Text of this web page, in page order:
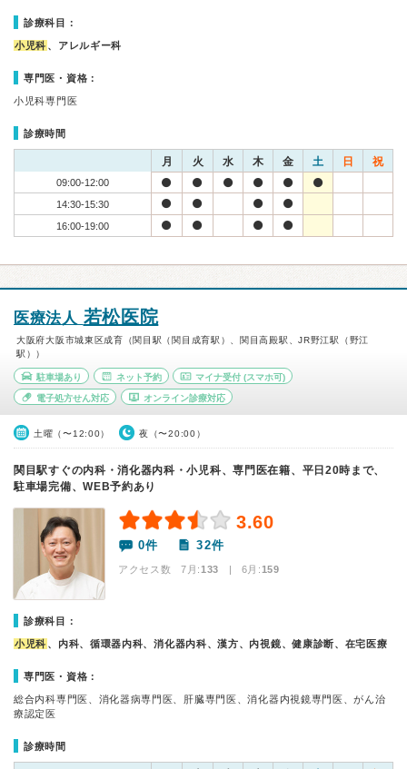
診療科目：
小児科 、アレルギー科
専門医・資格：
小児科専門医
診療時間
月 火 水 木 金 土 日 祝
09:00-12:00
14:30-15:30
16:00-19:00
医療法人 若松医院
大阪府大阪市城東区成育（関目駅（関目成育駅）、関目高殿駅、JR野江駅（野江
駅））
駐車場あり ネット予約 マイナ受付 (スマホ可)
電子処方せん対応 オンライン診療対応
土曜（〜12:00） 夜（〜20:00）
関目駅すぐの内科・消化器内科・小児科、専門医在籍、平日20時まで、
駐車場完備、WEB予約あり
3.60
0件 32件
アクセス数 7月:133 | 6月:159
診療科目：
小児科 、内科、循環器内科、消化器内科、漢方、内視鏡、健康診断、在宅医療
専門医・資格：
総合内科専門医、消化器病専門医、肝臓専門医、消化器内視鏡専門医、がん治
療認定医
診療時間